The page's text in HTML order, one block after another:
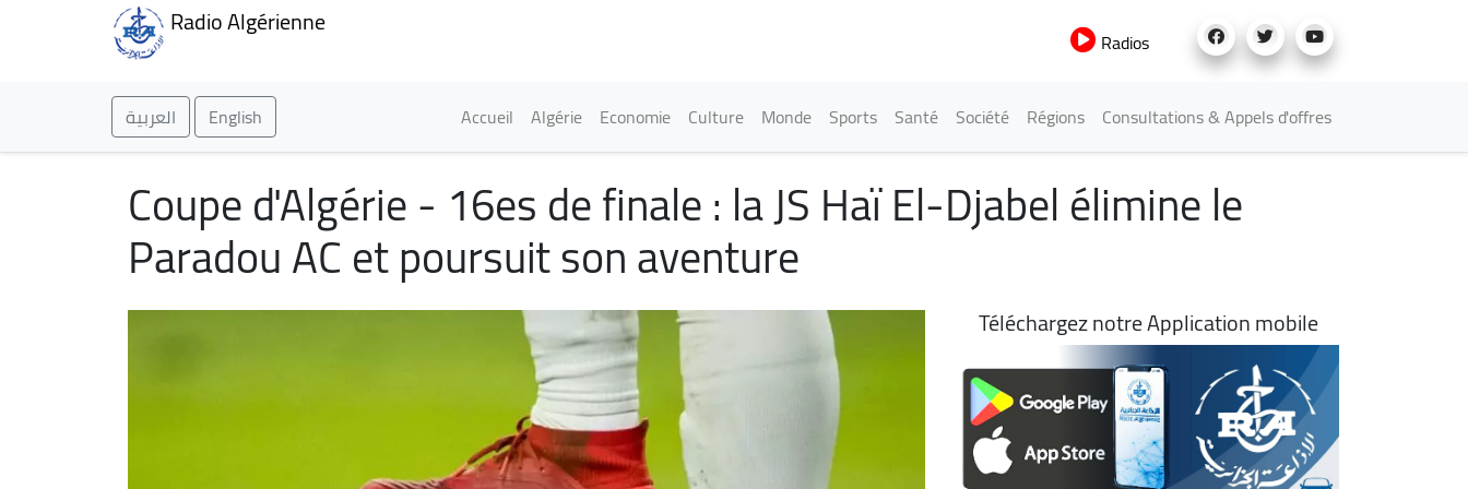
Radio Algérienne
Radios
العربية English Main navigation
Accueil Algérie Economie Culture Monde Sports Santé Société Régions Consultations & Appels d'offres
Coupe d'Algérie - 16es de finale : la JS Haï El-Djabel élimine le
Paradou AC et poursuit son aventure
Téléchargez notre Application mobile